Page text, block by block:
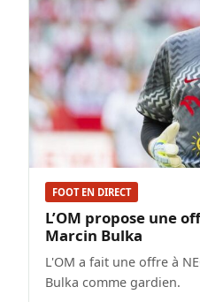
FOOT EN DIRECT
L’OM propose une
Marcin Bulka
L'OM a fait une offre à
Bulka comme gardien.